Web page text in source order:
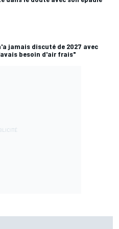
jamais discuté de 2027 avec
besoin d'air frais"